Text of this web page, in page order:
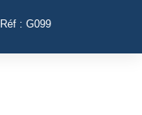
Réf : G099